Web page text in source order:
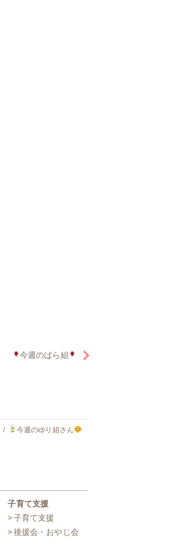
今週のばら組
今週のゆり組さん
子育て支援
子育て支援
後援会・おやじ会